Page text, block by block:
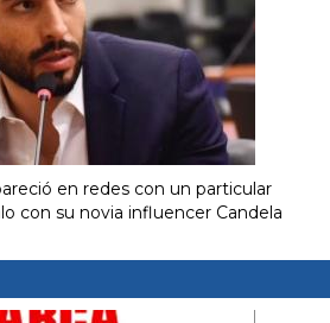
en redes con un particular
con su novia influencer Candela